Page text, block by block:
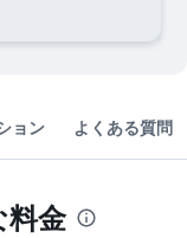
ョン よくある質問
金